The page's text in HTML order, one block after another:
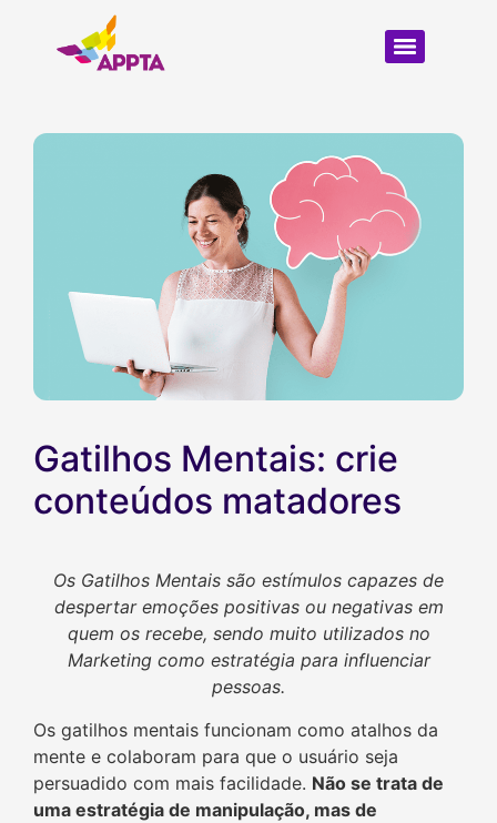
Gatilhos Mentais: crie
conteúdos matadores
Os Gatilhos Mentais são estímulos capazes de
despertar emoções positivas ou negativas em
quem os recebe, sendo muito utilizados no
Marketing como estratégia para influenciar
pessoas.
Os gatilhos mentais funcionam como atalhos da
mente e colaboram para que o usuário seja
persuadido com mais facilidade. Não se trata de
uma estratégia de manipulação, mas de